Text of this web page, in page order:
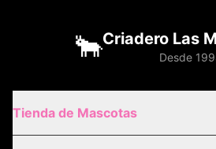
🐂Criadero Las
Desde
Tienda de Mascotas